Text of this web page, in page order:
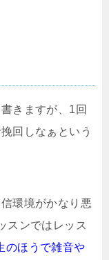
きますが、1回
回しなぁという
環境がかなり悪
スンではレッス
のほうで雑音や